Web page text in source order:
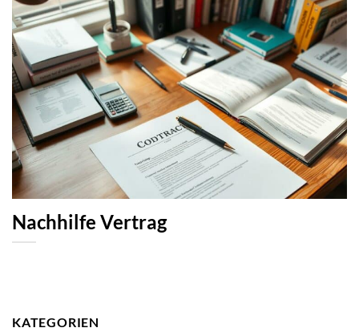
Nachhilfe Vertrag
KATEGORIEN